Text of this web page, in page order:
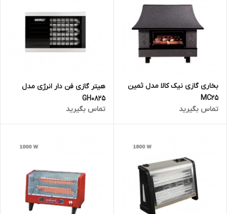
بخاری گازی نیک کالا مدل ثمین
MC25
تماس بگیرید
هیتر گازی فن دار انرژی مدل
GH0825
تماس بگیرید